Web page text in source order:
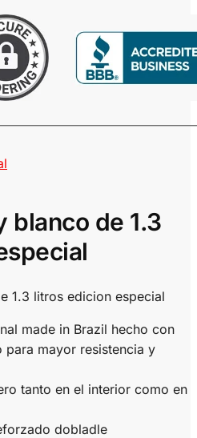
blanco de 1.3
made in Brazil hecho con
mayor resistencia y
tanto en el interior como en
dobladle